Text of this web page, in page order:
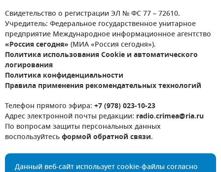
Свидетельство о регистрации ЭЛ № ФС 77 – 72610.
Учредитель: Федеральное государственное унитарное
предприятие Международное информационное агентство
«Россия сегодня» (МИА «Россия сегодня»).
Политика использования Cookie и автоматического
логирования
Политика конфиденциальности
Правила применения рекомендательных технологий
Телефон прямого эфира: +7 (978) 023-10-23
Адрес электронной почты редакции: radio.crimea@ria.ru
По вопросам защиты персональных данных
воспользуйтесьформой обратной связи.
Данный веб-сайт использует cookie-файлы согласно